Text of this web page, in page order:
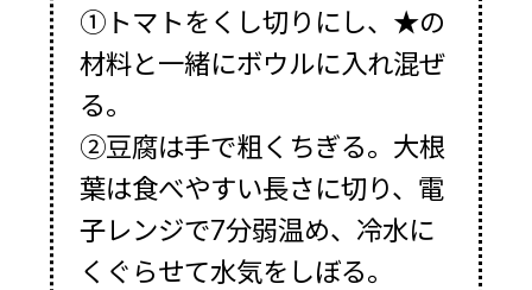
①トマトをくし切りにし、★の
材料と一緒にボウルに入れ混ぜ
る。
②豆腐は手で粗くちぎる。大根
葉は食べやすい長さに切り、電
子レンジで7分弱温め、冷水に
くぐらせて水気をしぼる。